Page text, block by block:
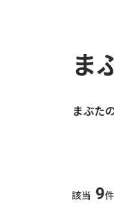
ま
まぶた
該当 9件